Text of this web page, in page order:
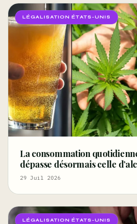
LÉGALISATION ÉTATS-UNIS
La consommation
dépasse désormais celle
cigarettes, selon un rapport
29 Juil 2026
LÉGALISATION ÉTATS-UNIS